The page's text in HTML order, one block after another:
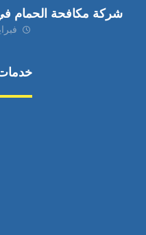
شركة مكافحة الحمام في رأس
فبراير 1,